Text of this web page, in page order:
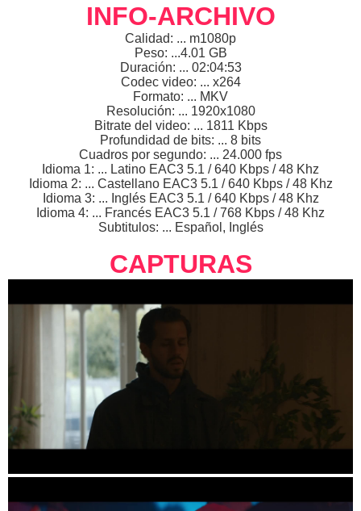
INFO-ARCHIVO
Calidad: ... m1080p
Peso: ...4.01 GB
Duración: ... 02:04:53
Codec video: ... x264
Formato: ... MKV
Resolución: ... 1920x1080
Bitrate del video: ... 1811 Kbps
Profundidad de bits: ... 8 bits
Cuadros por segundo: ... 24.000 fps
Idioma 1: ... Latino EAC3 5.1 / 640 Kbps / 48 Khz
Idioma 2: ... Castellano EAC3 5.1 / 640 Kbps / 48 Khz
Idioma 3: ... Inglés EAC3 5.1 / 640 Kbps / 48 Khz
Idioma 4: ... Francés EAC3 5.1 / 768 Kbps / 48 Khz
Subtitulos: ... Español, Inglés
CAPTURAS